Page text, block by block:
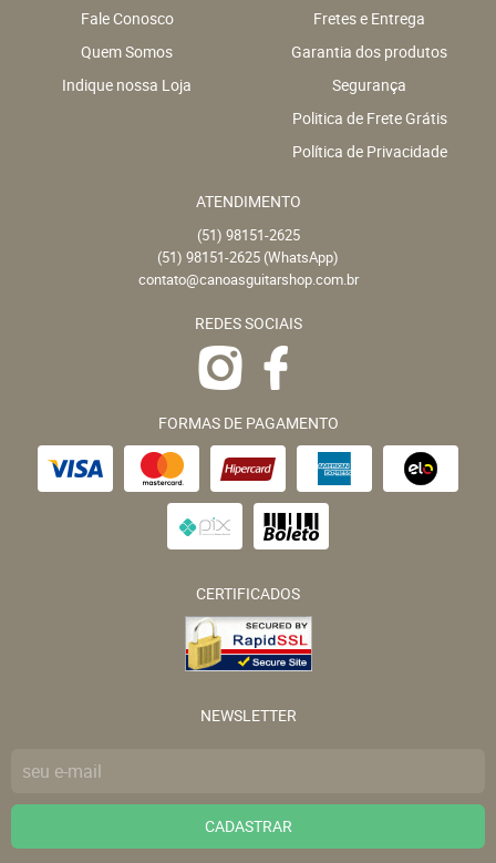
Fale Conosco
Quem Somos
Indique nossa Loja
Fretes e Entrega
Garantia dos produtos
Segurança
Politica de Frete Grátis
Política de Privacidade
ATENDIMENTO
(51) 98151-2625
(51) 98151-2625 (WhatsApp)
contato@canoasguitarshop.com.br
REDES SOCIAIS
FORMAS DE PAGAMENTO
CERTIFICADOS
NEWSLETTER
CADASTRAR